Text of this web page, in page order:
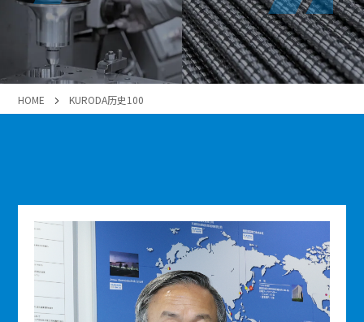
HOME KURODA历史100